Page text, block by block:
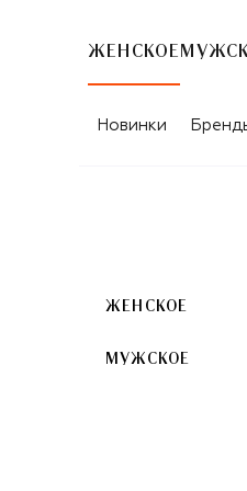
ЖЕНСКОЕ
КАТАЛОГ
Новинки
ЖЕНСКОЕ
МУЖСКОЕ